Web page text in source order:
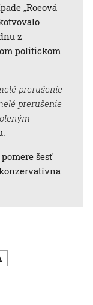
„Roeová
z
politickom
prerušenie
prerušenie
šesť